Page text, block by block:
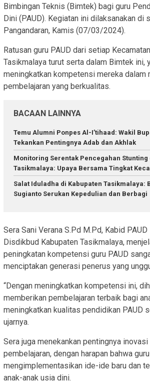
Bimbingan Teknis (Bimtek) bagi guru
Dini (PAUD). Kegiatan ini dilaksanakan di
Pangandaran, Kamis (07/03/2024).
Ratusan guru PAUD dari setiap
Tasikmalaya turut serta dalam Bimtek ini,
meningkatkan kompetensi mereka dalam
pembelajaran yang berkualitas.
BACAAN LAINNYA
Temu Alumni Ponpes Al-I’tihaad: Wakil
Tekankan Pentingnya Adab dan Akhlak
Monitoring Serentak Pencegahan Stunting
Tasikmalaya: Upaya Bersama Tingkat
Salat Iduladha di Kabupaten Tasikmalaya:
Sugianto Serukan Kepedulian dan Berbagi
Sera Sani Verana S.Pd M.Pd, Kabid
Disdikbud Kabupaten Tasikmalaya,
peningkatan kompetensi guru PAUD
menciptakan generasi penerus yang
“Dengan meningkatkan kompetensi ini,
memberikan pembelajaran terbaik bagi
meningkatkan kualitas pendidikan PAUD
ujarnya.
Sera juga menekankan pentingnya
pembelajaran, dengan harapan bahwa
mengimplementasikan ide-ide baru dan
anak-anak usia dini.